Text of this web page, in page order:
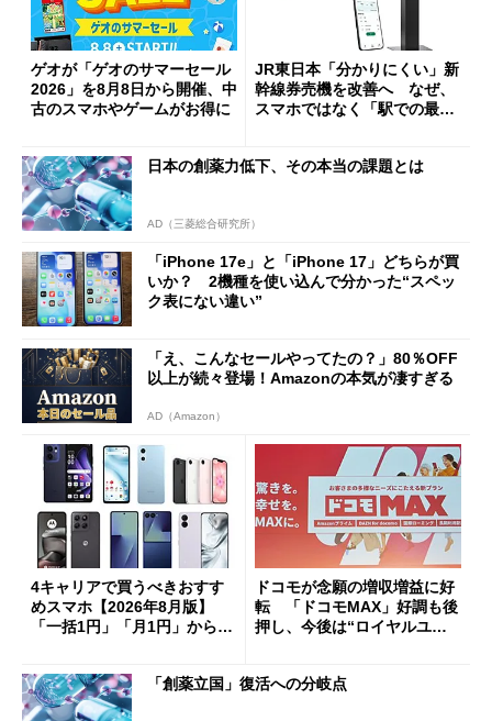
ゲオが「ゲオのサマーセール
2026」を8月8日から開催、中
古のスマホやゲームがお得に
JR東日本「分かりにくい」新
幹線券売機を改善へ なぜ、
スマホではなく「駅での最短
日本の創薬力低下、その本当の課題とは
AD（三菱総合研究所）
「iPhone 17e」と「iPhone 17」どちらが買
いか？ 2機種を使い込んで分かった“スペッ
ク表にない違い”
「え、こんなセールやってたの？」80％OFF
以上が続々登場！Amazonの本気が凄すぎる
AD（Amazon）
4キャリアで買うべきおすす
めスマホ【2026年8月版】
「一括1円」「月1円」からお
ドコモが念願の増収増益に好
転 「ドコモMAX」好調も後
押し、今後は“ロイヤルユー
「創薬立国」復活への分岐点